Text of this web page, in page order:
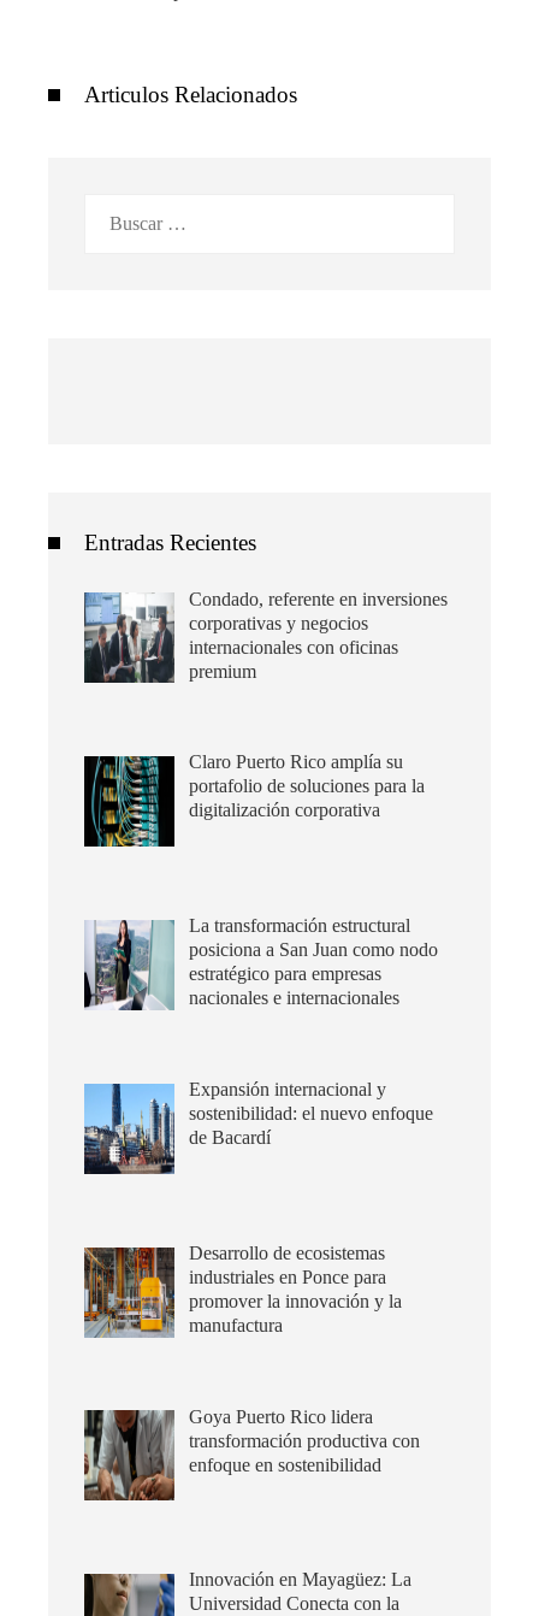
Articulos Relacionados
Entradas Recientes
Condado, referente en inversiones
corporativas y negocios
internacionales con oficinas
premium
Claro Puerto Rico amplía su
portafolio de soluciones para la
digitalización corporativa
La transformación estructural
posiciona a San Juan como nodo
estratégico para empresas
nacionales e internacionales
Expansión internacional y
sostenibilidad: el nuevo enfoque
de Bacardí
Desarrollo de ecosistemas
industriales en Ponce para
promover la innovación y la
manufactura
Goya Puerto Rico lidera
transformación productiva con
enfoque en sostenibilidad
Innovación en Mayagüez: La
Universidad Conecta con la